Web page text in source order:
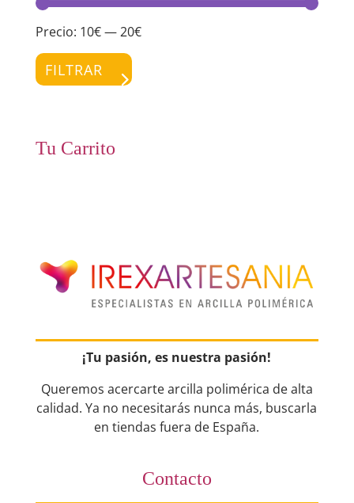
FILTRAR
Precio: 10€—20€
Tu Carrito
¡Tu pasión, es nuestra pasión!
Queremos acercarte arcilla polimérica de alta
calidad. Ya no necesitarás nunca más, buscarla
en tiendas fuera de España.
Contacto